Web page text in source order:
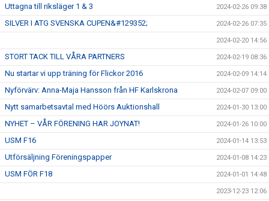
Uttagna till riksläger 1 & 3 2024-02-26 09:38
SILVER I ATG SVENSKA CUPEN&#129352; 2024-02-26 07:35
2024-02-20 14:56
STORT TACK TILL VÅRA PARTNERS 2024-02-19 08:36
Nu startar vi upp träning för Flickor 2016 2024-02-09 14:14
Nyförvärv: Anna-Maja Hansson från HF Karlskrona 2024-02-07 09:00
Nytt samarbetsavtal med Höörs Auktionshall 2024-01-30 13:00
NYHET – VÅR FÖRENING HAR JOYNAT! 2024-01-26 10:00
USM F16 2024-01-14 13:53
Utförsäljning Föreningspapper 2024-01-08 14:23
USM FÖR F18 2024-01-01 14:48
2023-12-23 12:06